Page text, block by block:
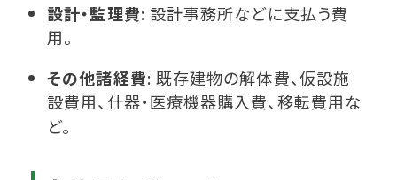
設計・監理費: 設計事務所などに支払う費
用。
その他諸経費: 既存建物の解体費、仮設施
設費用、什器・医療機器購入費、移転費用な
ど。